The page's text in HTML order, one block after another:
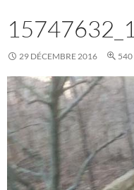
29 DÉCEMBRE 2016 540